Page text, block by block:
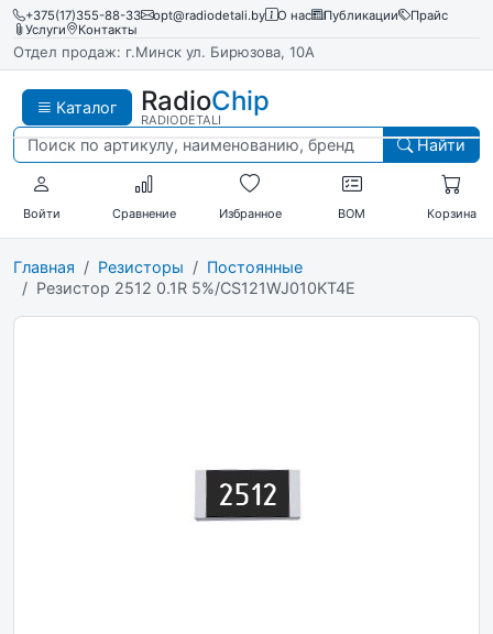
+375(17)355-88-33 opt@radiodetali.by О нас Публикации
Прайс
Услуги
Контакты
Отдел продаж: г.Минск ул. Бирюзова, 10А
Каталог RadioChip
RADIODETALI
Найти
Войти Сравнение Избранное BOM Корзина
Главная Резисторы
Постоянные
Резистор 2512 0.1R 5%/CS121WJ010KT4E